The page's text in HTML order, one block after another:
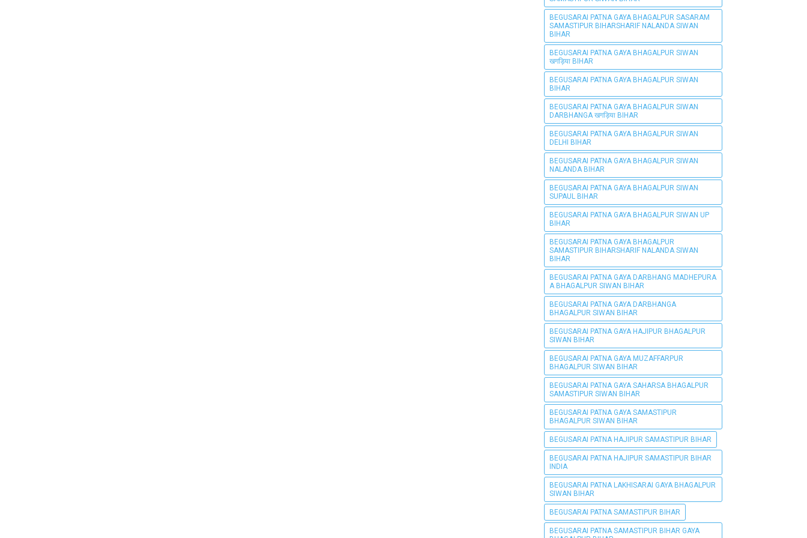
BEGUSARAI PATNA GAYA BHAGALPUR SASARAM
SAMASTIPUR BIHARSHARIF NALANDA SIWAN
BIHAR
BEGUSARAI PATNA GAYA BHAGALPUR SIWAN
खगड़िया BIHAR
BEGUSARAI PATNA GAYA BHAGALPUR SIWAN
BIHAR
BEGUSARAI PATNA GAYA BHAGALPUR SIWAN
DARBHANGA खगड़िया BIHAR
BEGUSARAI PATNA GAYA BHAGALPUR SIWAN
DELHI BIHAR
BEGUSARAI PATNA GAYA BHAGALPUR SIWAN
NALANDA BIHAR
BEGUSARAI PATNA GAYA BHAGALPUR SIWAN
SUPAUL BIHAR
BEGUSARAI PATNA GAYA BHAGALPUR SIWAN UP
BIHAR
BEGUSARAI PATNA GAYA BHAGALPUR
SAMASTIPUR BIHARSHARIF NALANDA SIWAN
BIHAR
BEGUSARAI PATNA GAYA DARBHANG MADHEPURA
A BHAGALPUR SIWAN BIHAR
BEGUSARAI PATNA GAYA DARBHANGA
BHAGALPUR SIWAN BIHAR
BEGUSARAI PATNA GAYA HAJIPUR BHAGALPUR
SIWAN BIHAR
BEGUSARAI PATNA GAYA MUZAFFARPUR
BHAGALPUR SIWAN BIHAR
BEGUSARAI PATNA GAYA SAHARSA BHAGALPUR
SAMASTIPUR SIWAN BIHAR
BEGUSARAI PATNA GAYA SAMASTIPUR
BHAGALPUR SIWAN BIHAR
BEGUSARAI PATNA HAJIPUR SAMASTIPUR BIHAR
BEGUSARAI PATNA HAJIPUR SAMASTIPUR BIHAR
INDIA
BEGUSARAI PATNA LAKHISARAI GAYA BHAGALPUR
SIWAN BIHAR
BEGUSARAI PATNA SAMASTIPUR BIHAR
BEGUSARAI PATNA SAMASTIPUR BIHAR GAYA